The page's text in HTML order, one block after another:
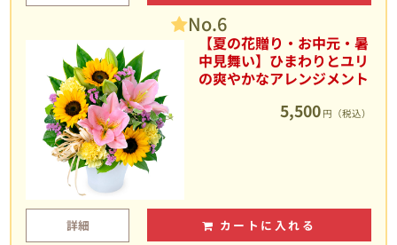
No.6
【夏の花贈り・お中元・暑
中見舞い】ひまわりとユリ
の爽やかなアレンジメント
5,500 円（税込）
詳細 カートに入れる